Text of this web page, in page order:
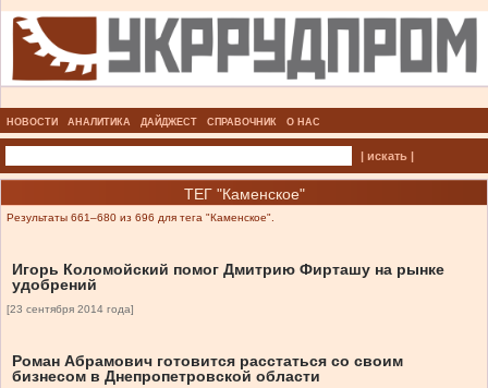
НОВОСТИ АНАЛИТИКА ДАЙДЖЕСТ СПРАВОЧНИК О НАС
| искать |
ТЕГ "Каменское"
Результаты 661–680 из 696 для тега "Каменское".
Игорь Коломойский помог Дмитрию Фирташу на рынке
удобрений
[23 сентября 2014 года]
Роман Абрамович готовится расстаться со своим
бизнесом в Днепропетровской области